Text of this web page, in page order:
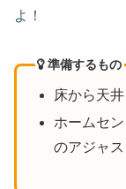
よ！
準備するもの
床から天
ホームセ
のアジャ